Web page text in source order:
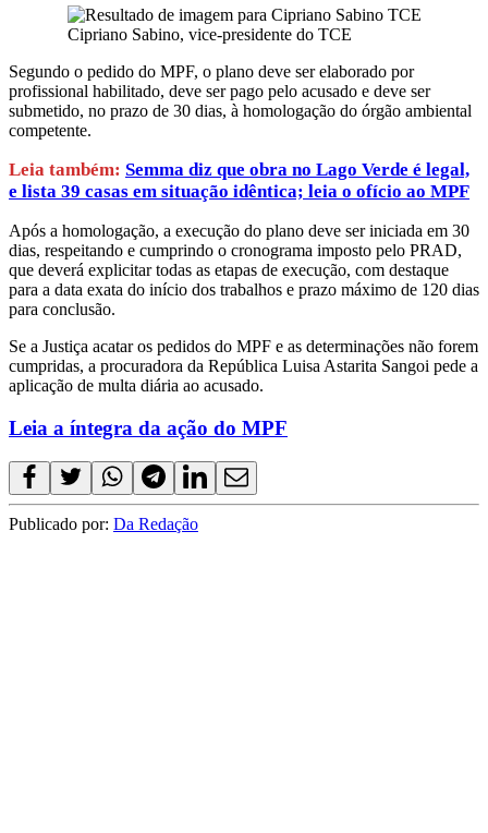
Cipriano Sabino, vice-presidente do TCE
Segundo o pedido do MPF, o plano deve ser elaborado por
profissional habilitado, deve ser pago pelo acusado e deve ser
submetido, no prazo de 30 dias, à homologação do órgão ambiental
competente.
Leia também: Semma diz que obra no Lago Verde é legal,
e lista 39 casas em situação idêntica; leia o ofício ao MPF
Após a homologação, a execução do plano deve ser iniciada em 30
dias, respeitando e cumprindo o cronograma imposto pelo PRAD,
que deverá explicitar todas as etapas de execução, com destaque
para a data exata do início dos trabalhos e prazo máximo de 120 dias
para conclusão.
Se a Justiça acatar os pedidos do MPF e as determinações não forem
cumpridas, a procuradora da República Luisa Astarita Sangoi pede a
aplicação de multa diária ao acusado.
Leia a íntegra da ação do MPF
Publicado por: Da Redação